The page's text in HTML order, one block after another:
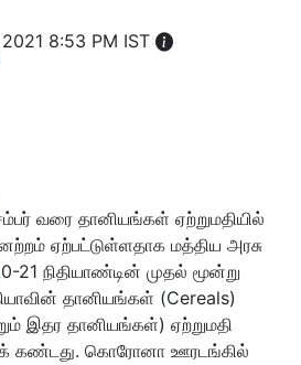
8:53 PM IST
வரை தானியங்கள் ஏற்றுமதியில்
ஏற்பட்டுள்ளதாக மத்திய அரசு
21 நிதியாண்டின் முதல் மூன்று
தானியங்கள் (Cereals)
இதர தானியங்கள்) ஏற்றுமதி
கண்டது. கொரோனா ஊரடங்கில்